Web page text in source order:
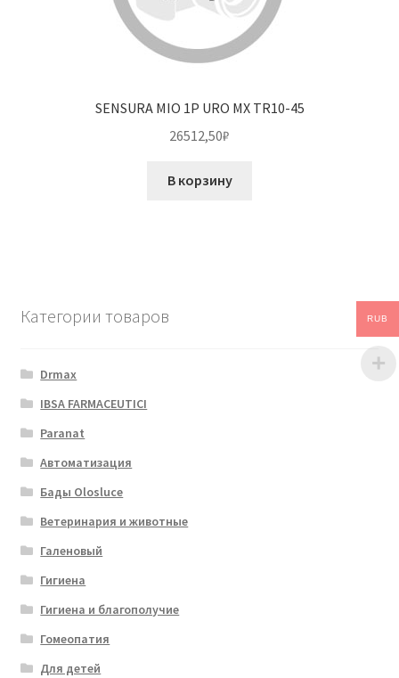
SENSURA MIO 1P URO MX TR10-45
26512,50₽
В корзину
Категории товаров
Drmax
IBSA FARMACEUTICI
Paranat
Автоматизация
Бады Olosluce
Ветеринария и животные
Галеновый
Гигиена
Гигиена и благополучие
Гомеопатия
Для детей
RUB